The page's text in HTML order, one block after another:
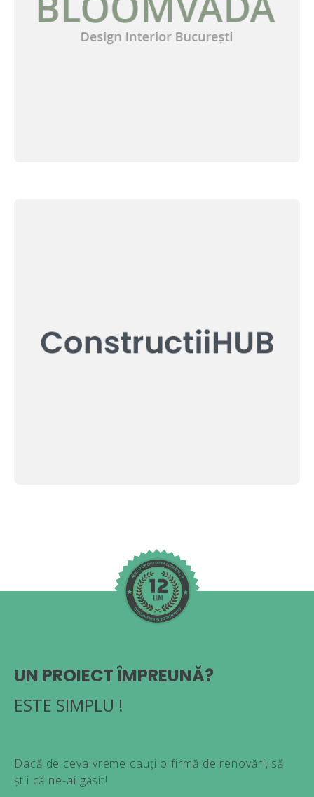
UN PROIECT ÎMPREUNĂ?
ESTE SIMPLU !
Dacă de ceva vreme cauți o firmă de renovări, să
știi că ne-ai găsit!